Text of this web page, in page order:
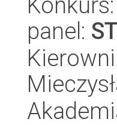
panel: